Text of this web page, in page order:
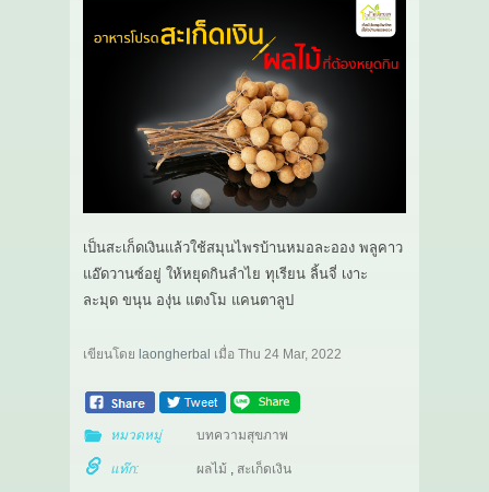
เป็นสะเก็ดเงินแล้วใช้สมุนไพรบ้านหมอละออง พลูคาว
แอ๊ดวานซ์อยู่ ให้หยุดกินลำไย ทุเรียน ลิ้นจี่ เงาะ
ละมุด ขนุน องุ่น แตงโม แคนตาลูป
เขียนโดย laongherbal เมื่อ Thu 24 Mar, 2022
หมวดหมู่ บทความสุขภาพ
แท๊ก: ผลไม้ , สะเก็ดเงิน